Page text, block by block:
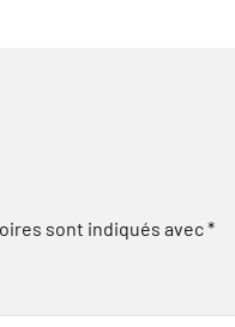
sont indiqués avec*